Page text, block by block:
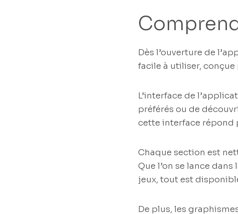
Dès l’ouverture de
facile à utiliser,
L’interface de
préférés ou de
cette interface répond
Chaque section est
Que l’on se lance
jeux, tout est
De plus, les